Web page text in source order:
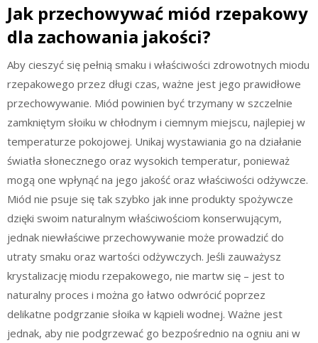
Jak przechowywać miód rzepakowy
dla zachowania jakości?
Aby cieszyć się pełnią smaku i właściwości zdrowotnych miodu
rzepakowego przez długi czas, ważne jest jego prawidłowe
przechowywanie. Miód powinien być trzymany w szczelnie
zamkniętym słoiku w chłodnym i ciemnym miejscu, najlepiej w
temperaturze pokojowej. Unikaj wystawiania go na działanie
światła słonecznego oraz wysokich temperatur, ponieważ
mogą one wpłynąć na jego jakość oraz właściwości odżywcze.
Miód nie psuje się tak szybko jak inne produkty spożywcze
dzięki swoim naturalnym właściwościom konserwującym,
jednak niewłaściwe przechowywanie może prowadzić do
utraty smaku oraz wartości odżywczych. Jeśli zauważysz
krystalizację miodu rzepakowego, nie martw się – jest to
naturalny proces i można go łatwo odwrócić poprzez
delikatne podgrzanie słoika w kąpieli wodnej. Ważne jest
jednak, aby nie podgrzewać go bezpośrednio na ogniu ani w